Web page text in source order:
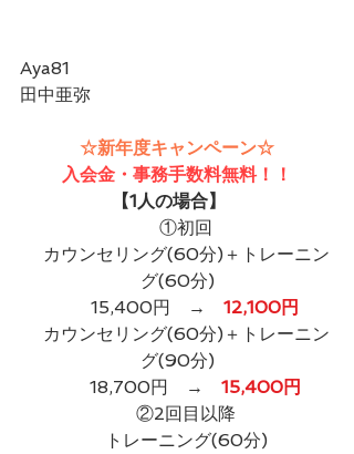
Aya81
田中亜弥
☆新年度キャンペーン☆
入会金・事務手数料無料！！
【1人の場合】​
①初回
カウンセリング(60分)＋トレーニン
グ(60分)
15,400円　→ 12,100円
カウンセリング(60分)＋トレーニン
グ(90分)
18,700円　→ 15,400円
②2回目以降
トレーニング(60分)